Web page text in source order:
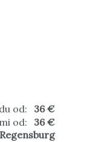
od:
36 €
od:
36 €
Regensburg